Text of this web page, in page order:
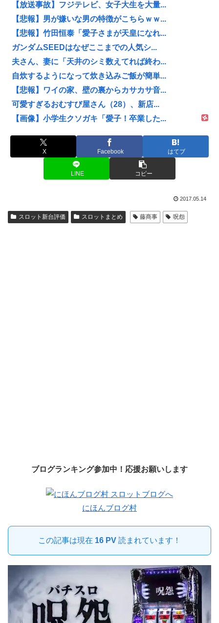
【放送事故】フジテレビ、女子大生を大量...
【悲報】男が嫌いな男の特徴がこちらｗｗ...
【悲報】竹田恒泰「愛子さまが天皇になれ...
ガンダムSEEDはなぜここまでの人気シ...
夫さん、妻に「天井のシミ数えてれば終わ...
自炊するようになって炊き込みご飯が簡単...
【悲報】ワイの家、壁の裏からカサカサ音...
可愛すぎるおむすび屋さん（28）、新店...
【画像】小学生クソガキ「愛子！卒業した...
X Facebook はてブ
LINE コピー
2017.05.14
スロット新台評価 スロットまとめ 藤商事 呪怨
ブログランキング参加中！応援お願いします
にほんブログ村
この記事は現在 16 PV 読まれています！